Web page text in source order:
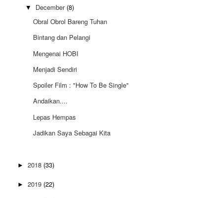
▼ December (8)
Obral Obrol Bareng Tuhan
Bintang dan Pelangi
Mengenai HOBI
Menjadi Sendiri
Spoiler Film : "How To Be Single"
Andaikan....
Lepas Hempas
Jadikan Saya Sebagai Kita
► 2018 (33)
► 2019 (22)